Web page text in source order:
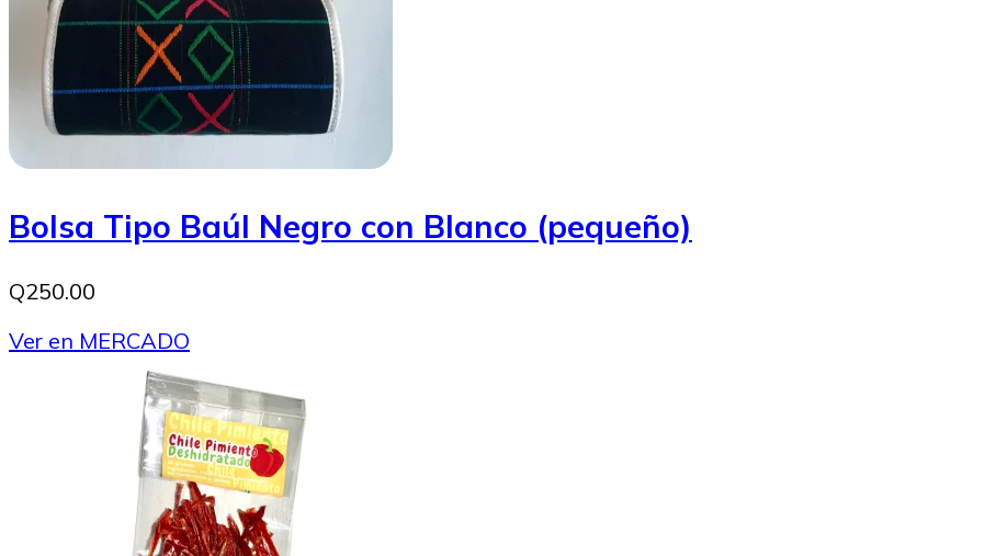
Bolsa Tipo Baúl Negro con Blanco (pequeño)
Q250.00
Ver en MERCADO